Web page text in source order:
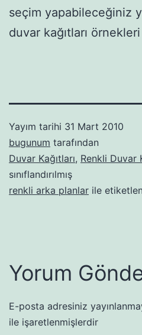
seçim yapabileceğiniz
duvar kağıtları
Yayım tarihi 31 Mart 2010
bugunum tarafından
Duvar Kağıtları, Renkli Duvar
sınıflandırılmış
renkli arka planlar ile
Yorum
E-posta adresiniz
ile işaretlenmişlerdir